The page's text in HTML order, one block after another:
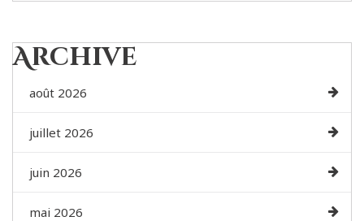
Archive
août 2026
juillet 2026
juin 2026
mai 2026